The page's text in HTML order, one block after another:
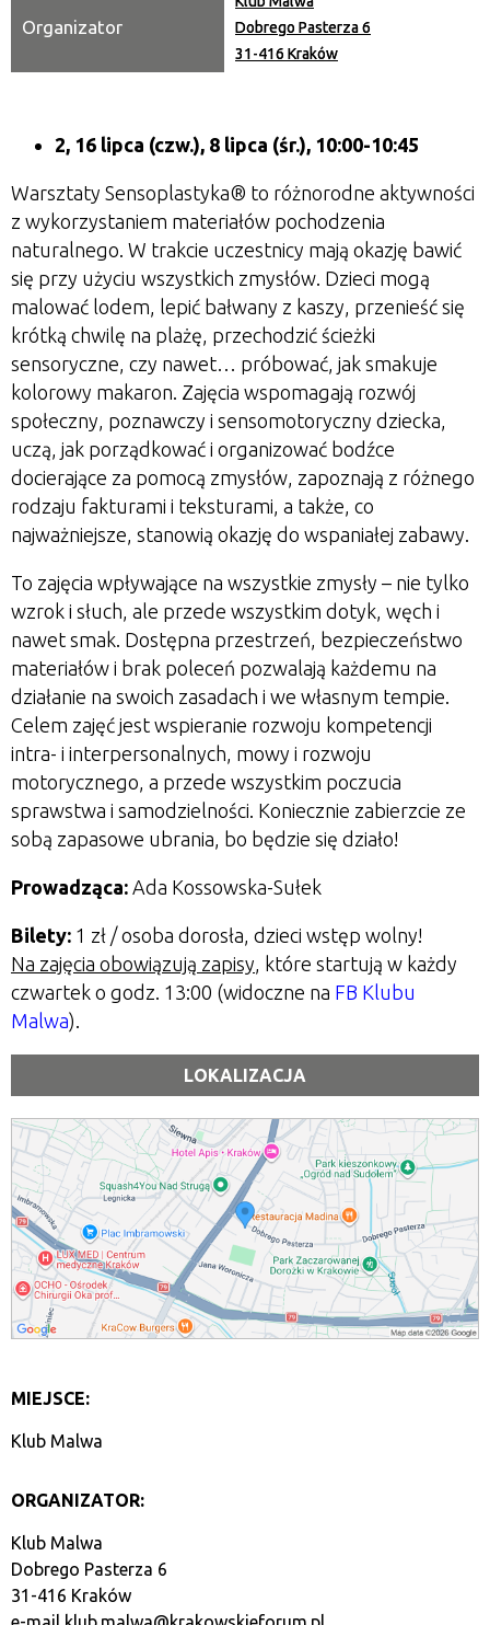
Organizator
Dobrego Pasterza 6
31-416 Kraków
2, 16 lipca (czw.), 8 lipca (śr.), 10:00-10:45
Warsztaty Sensoplastyka® to różnorodne aktywności
z wykorzystaniem materiałów pochodzenia
naturalnego. W trakcie uczestnicy mają okazję bawić
się przy użyciu wszystkich zmysłów. Dzieci mogą
malować lodem, lepić bałwany z kaszy, przenieść się
krótką chwilę na plażę, przechodzić ścieżki
sensoryczne, czy nawet… próbować, jak smakuje
kolorowy makaron. Zajęcia wspomagają rozwój
społeczny, poznawczy i sensomotoryczny dziecka,
uczą, jak porządkować i organizować bodźce
docierające za pomocą zmysłów, zapoznają z różnego
rodzaju fakturami i teksturami, a także, co
najważniejsze, stanowią okazję do wspaniałej zabawy.
To zajęcia wpływające na wszystkie zmysły – nie tylko
wzrok i słuch, ale przede wszystkim dotyk, węch i
nawet smak. Dostępna przestrzeń, bezpieczeństwo
materiałów i brak poleceń pozwalają każdemu na
działanie na swoich zasadach i we własnym tempie.
Celem zajęć jest wspieranie rozwoju kompetencji
intra- i interpersonalnych, mowy i rozwoju
motorycznego, a przede wszystkim poczucia
sprawstwa i samodzielności. Koniecznie zabierzcie ze
sobą zapasowe ubrania, bo będzie się działo!
Prowadząca: Ada Kossowska-Sułek
Bilety: 1 zł / osoba dorosła, dzieci wstęp wolny!
Na zajęcia obowiązują zapisy, które startują w każdy
czwartek o godz. 13:00 (widoczne na FB Klubu
Malwa).
LOKALIZACJA
MIEJSCE:
Klub Malwa
ORGANIZATOR:
Klub Malwa
Dobrego Pasterza 6
31-416 Kraków